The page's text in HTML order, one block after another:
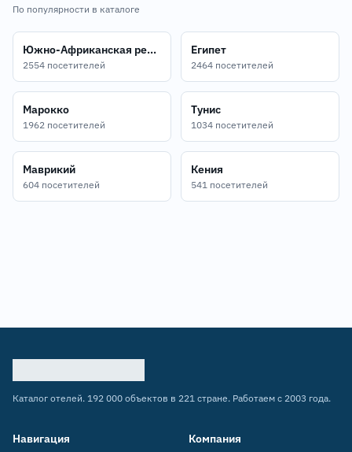
По популярности в каталоге
Южно-Африканская республика
2554 посетителей
Египет
2464 посетителей
Марокко
1962 посетителей
Тунис
1034 посетителей
Маврикий
604 посетителей
Кения
541 посетителей
Каталог отелей. 192 000 объектов в 221 стране. Работаем с 2003 года.
Навигация Компания